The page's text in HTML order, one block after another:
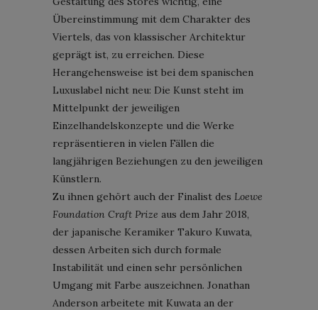
Übereinstimmung mit dem Charakter des
Viertels, das von klassischer Architektur
geprägt ist, zu erreichen. Diese
Herangehensweise ist bei dem spanischen
Luxuslabel nicht neu: Die Kunst steht im
Mittelpunkt der jeweiligen
Einzelhandelskonzepte und die Werke
repräsentieren in vielen Fällen die
langjährigen Beziehungen zu den jeweiligen
Künstlern.
Zu ihnen gehört auch der Finalist des Loewe
Foundation Craft Prize aus dem Jahr 2018,
der japanische Keramiker Takuro Kuwata,
dessen Arbeiten sich durch formale
Instabilität und einen sehr persönlichen
Umgang mit Farbe auszeichnen. Jonathan
Anderson arbeitete mit Kuwata an der